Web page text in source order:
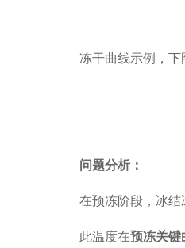
冻干曲线示例，下
问题分析：
在预冻阶段，冰结
此温度在预冻关键